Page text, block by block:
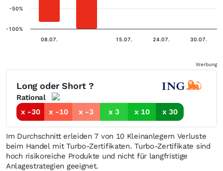
08.07. 15.07. 24.07. 30.07.
-100%
-50%
Werbung
Long oder Short ?
Rational
x -30
x -10 x -3 x 3 x 10 x 30
Im Durchschnitt erleiden 7 von 10 Kleinanlegern Verluste
beim Handel mit Turbo-Zertifikaten. Turbo-Zertifikate sind
hoch risikoreiche Produkte und nicht für langfristige
Anlagestrategien geeignet.